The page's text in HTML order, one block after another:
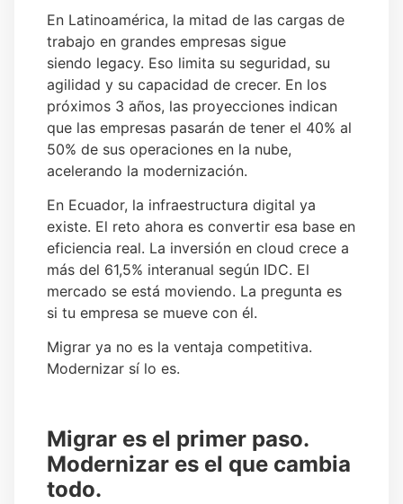
En Latinoamérica, la mitad de las cargas de
trabajo en grandes empresas sigue
siendo legacy. Eso limita su seguridad, su
agilidad y su capacidad de crecer. En los
próximos 3 años, las proyecciones indican
que las empresas pasarán de tener el 40% al
50% de sus operaciones en la nube,
acelerando la modernización.
En Ecuador, la infraestructura digital ya
existe. El reto ahora es convertir esa base en
eficiencia real. La inversión en cloud crece a
más del 61,5% interanual según IDC. El
mercado se está moviendo. La pregunta es
si tu empresa se mueve con él.
Migrar ya no es la ventaja competitiva.
Modernizar sí lo es.
Migrar es el primer paso.
Modernizar es el que cambia
todo.